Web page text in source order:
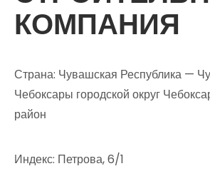
КОМПАНИЯ
Страна: Чувашская Республика —
Чебоксары городской округ
район
Индекс: Петрова, 6/1